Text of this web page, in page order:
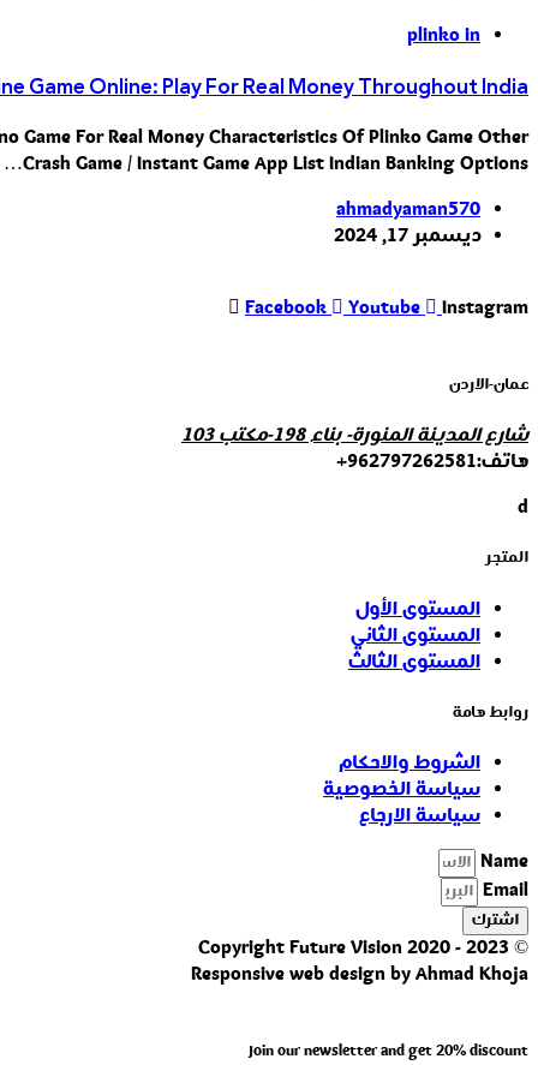
plinko in
Game Online: Play For Real Money Throughout India
Game For Real Money Characteristics Of Plinko Game Other
Crash Game / Instant Game App List Indian Banking Options…
ahmadyaman570
ديسمبر 17, 2024
Facebook Youtube Instagram
عمان-الاردن
شارع المدينة المنورة- بناء 198-مكتب 103
هاتف:962797262581+
d
المتجر
المستوى الأول
المستوى الثاني
المستوى الثالث
روابط هامة
الشروط والاحكام
سياسة الخصوصية
سياسة الارجاع
Name
Email
اشترك
© Copyright Future Vision 2020 - 2023
Responsive web design by Ahmad Khoja
Join our newsletter and get 20% discount